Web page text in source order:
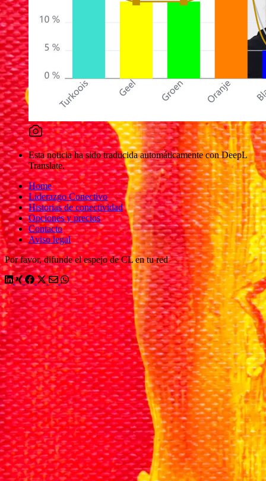
Esta noticia ha sido traducida automáticamente con DeepL
Translate.
Home
Liderazgo Conectivo
Historias de conectividad
Opciones y precios
Contacto
Aviso legal
Por favor, difunde el espejo de CL en tu red